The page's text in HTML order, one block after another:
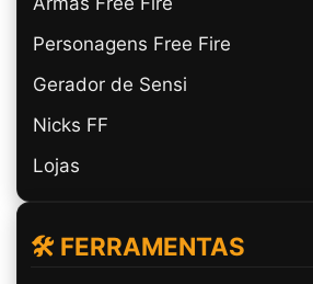
Personagens Free Fire
Gerador de Sensi
Nicks FF
Lojas
🛠️ FERRAMENTAS